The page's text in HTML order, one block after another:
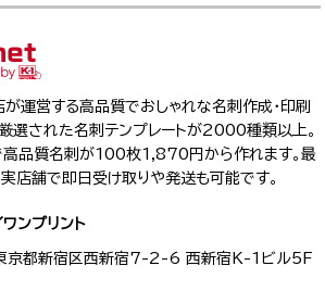
運営する高品質でおしゃれな名刺作成・印刷
選された名刺テンプレートが2000種類以上。
高品質名刺が100枚1,870円から作れます。最
店舗で即日受け取りや発送も可能です。
ンプリント
都新宿区西新宿7-2-6 西新宿K-1ビル5F